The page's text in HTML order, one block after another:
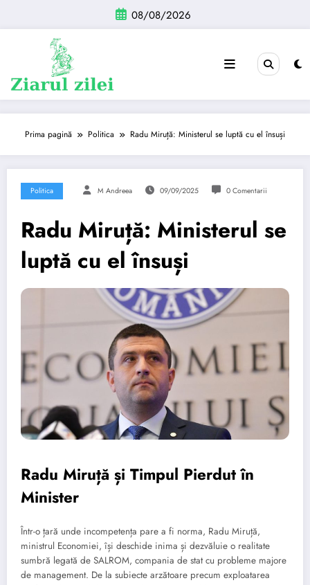
conținut
08/08/2026
Prima pagină Politica Radu Miruță: Ministerul se luptă cu el însuși
Politica M Andreea 09/09/2025 0 Comentarii
Radu Miruță: Ministerul se
luptă cu el însuși
Radu Miruță și Timpul Pierdut în
Minister
Într-o țară unde incompetența pare a fi norma, Radu Miruță,
ministrul Economiei, își deschide inima și dezvăluie o realitate
sumbră legată de SALROM, compania de stat cu probleme majore
de management. De la subiecte arzătoare precum exploatarea